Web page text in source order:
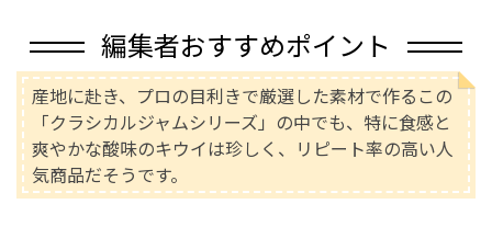
編集者おすすめポイント
産地に赴き、プロの目利きで厳選した素材で作るこの
「クラシカルジャムシリーズ」の中でも、特に食感と
爽やかな酸味のキウイは珍しく、リピート率の高い人
気商品だそうです。